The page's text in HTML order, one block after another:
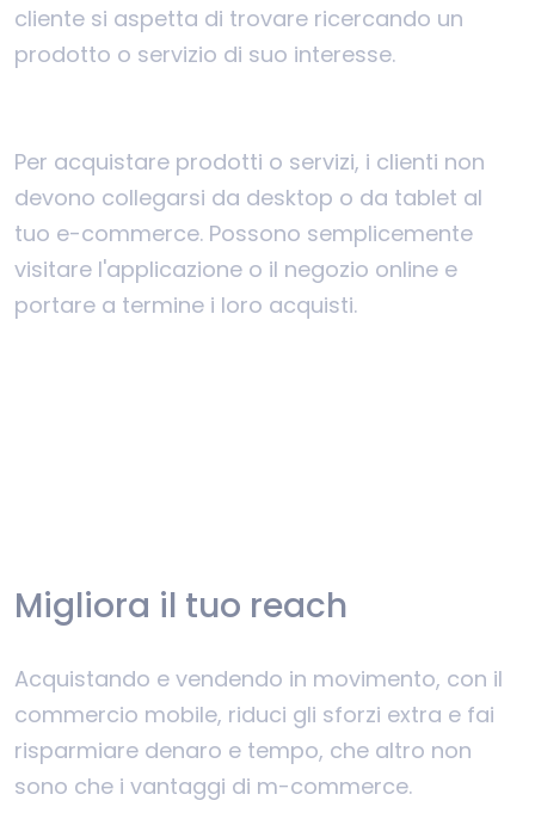
cliente si aspetta di trovare ricercando un
prodotto o servizio di suo interesse.
Per acquistare prodotti o servizi, i clienti non
devono collegarsi da desktop o da tablet al
tuo e-commerce. Possono semplicemente
visitare l'applicazione o il negozio online e
portare a termine i loro acquisti.
Migliora il tuo reach
Acquistando e vendendo in movimento, con il
commercio mobile, riduci gli sforzi extra e fai
risparmiare denaro e tempo, che altro non
sono che i vantaggi di m-commerce.